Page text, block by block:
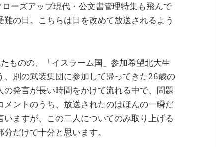
ーズアップ現代・公文書管理特集も飛んで
の日。こちらは日を改めて放送されるよう
ものの、「イスラーム国」参加希望北大生
、別の武装集団に参加して帰ってきた26歳の
発言が長い時間をかけて流れる中で、問題
ントのうち、放送されたのはほんの一瞬だ
ますが、この二人についてのみ取り上げる
だけで十分と思います。